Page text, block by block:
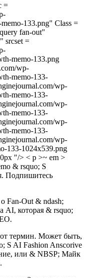
=
133.png" Class =
fan-out"
srcset =
memo-133.png
wp-
memo-133-
wp-
memo-133-
wp-
memo-133-
wp-
memo-133-
wp-
133-1024x539.png
"/> < p >~ em >
& rsquo; S
Подпишитесь
Fan-Out & ndash;
AI, которая & rsquo;
термин. Может быть,
S AI Fashion Anscorive
или & NBSP; Майк